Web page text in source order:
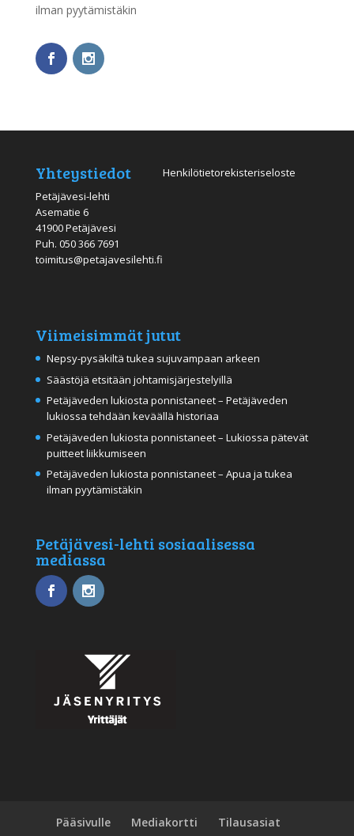
ilman pyytämistäkin
Yhteystiedot
Petäjävesi-lehti
Asematie 6
41900 Petäjävesi
Puh. 050 366 7691
toimitus@petajavesilehti.fi
Henkilötietorekisteriseloste
Viimeisimmät jutut
Nepsy-pysäkiltä tukea sujuvampaan arkeen
Säästöjä etsitään johtamisjärjestelyillä
Petäjäveden lukiosta ponnistaneet – Petäjäveden
lukiossa tehdään keväällä historiaa
Petäjäveden lukiosta ponnistaneet – Lukiossa pätevät
puitteet liikkumiseen
Petäjäveden lukiosta ponnistaneet – Apua ja tukea
ilman pyytämistäkin
Petäjävesi-lehti sosiaalisessa
mediassa
Pääsivulle Mediakortti
Tilausasiat